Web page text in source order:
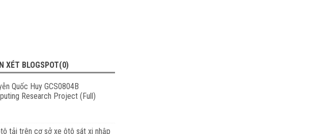
XÉT BLOGSPOT(0)
Quốc Huy GCS0804B
Research Project (Full)
tải trên cơ sở xe ôtô sát xi nhập